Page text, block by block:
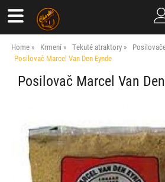
Home Krmení Tekuté atraktory
Posilovač Marcel Van Den Eynde
Posilovač Marcel Van